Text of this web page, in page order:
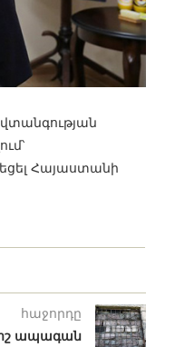
Հայաստանի
հաջորդը
ապագան